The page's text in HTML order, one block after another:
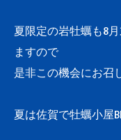
夏限定の岩牡蠣も8
ますので
是非この機会にお召
夏は佐賀で牡蠣小屋